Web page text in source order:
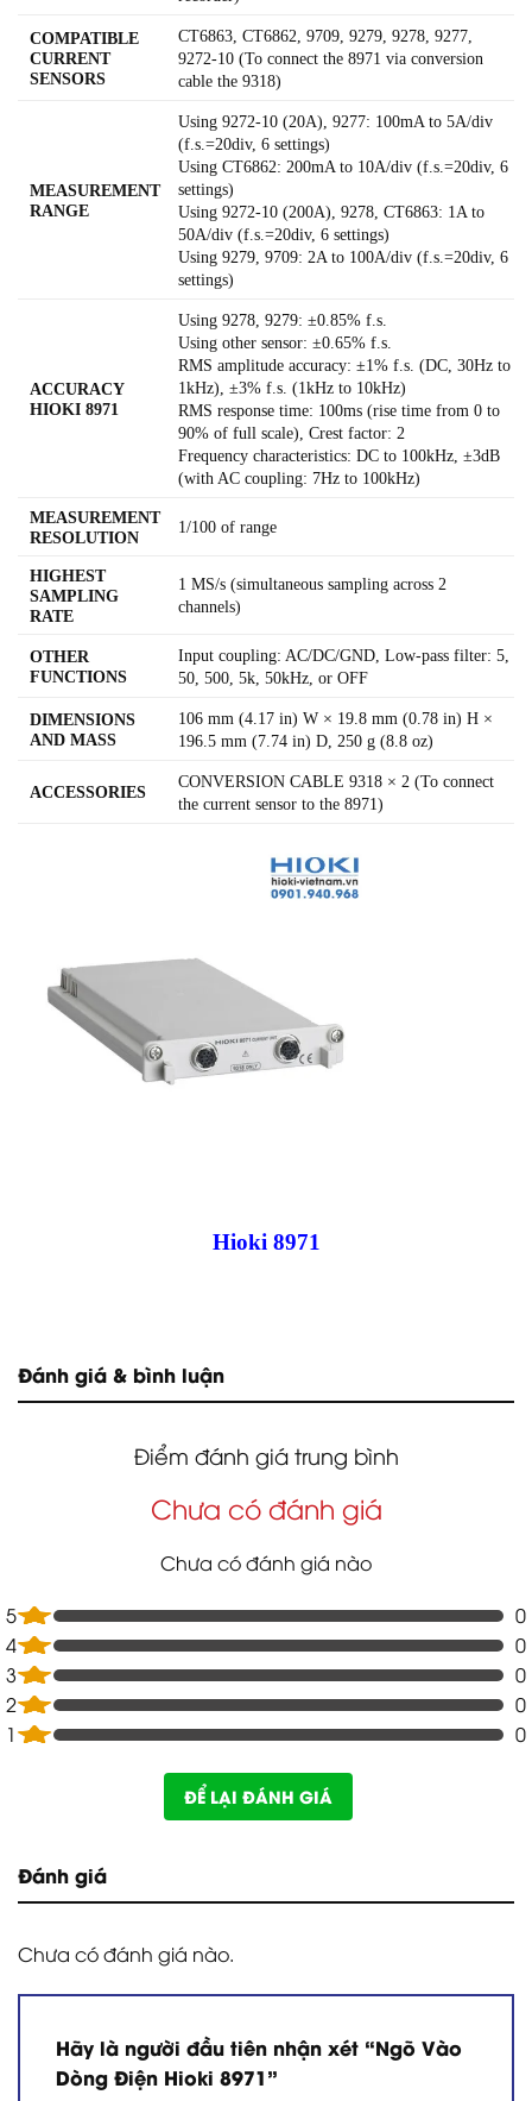
COMPATIBLE
CURRENT
SENSORS
CT6863, CT6862, 9709, 9279, 9278, 9277,
9272-10 (To connect the 8971 via conversion
cable the 9318)
MEASUREMENT
RANGE
Using 9272-10 (20A), 9277: 100mA to 5A/div
(f.s.=20div, 6 settings)
Using CT6862: 200mA to 10A/div (f.s.=20div, 6
settings)
Using 9272-10 (200A), 9278, CT6863: 1A to
50A/div (f.s.=20div, 6 settings)
Using 9279, 9709: 2A to 100A/div (f.s.=20div, 6
settings)
ACCURACY
HIOKI 8971
Using 9278, 9279: ±0.85% f.s.
Using other sensor: ±0.65% f.s.
RMS amplitude accuracy: ±1% f.s. (DC, 30Hz to
1kHz), ±3% f.s. (1kHz to 10kHz)
RMS response time: 100ms (rise time from 0 to
90% of full scale), Crest factor: 2
Frequency characteristics: DC to 100kHz, ±3dB
(with AC coupling: 7Hz to 100kHz)
MEASUREMENT
RESOLUTION
1/100 of range
HIGHEST
SAMPLING
RATE
1 MS/s (simultaneous sampling across 2
channels)
OTHER
FUNCTIONS
Input coupling: AC/DC/GND, Low-pass filter: 5,
50, 500, 5k, 50kHz, or OFF
DIMENSIONS
AND MASS
106 mm (4.17 in) W × 19.8 mm (0.78 in) H ×
196.5 mm (7.74 in) D, 250 g (8.8 oz)
ACCESSORIES
CONVERSION CABLE 9318 × 2 (To connect
the current sensor to the 8971)
Hioki 8971
Đánh giá & bình luận
Điểm đánh giá trung bình
Chưa có đánh giá
Chưa có đánh giá nào
5
0
4
0
3
0
2
0
1
0
ĐỂ LẠI ĐÁNH GIÁ
Đánh giá
Chưa có đánh giá nào.
Hãy là người đầu tiên nhận xét “Ngõ Vào
Dòng Điện Hioki 8971”